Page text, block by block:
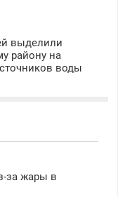
выделили
району на
воды
за жары в